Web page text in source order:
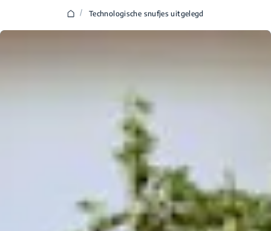
/ Technologische snufjes uitgelegd